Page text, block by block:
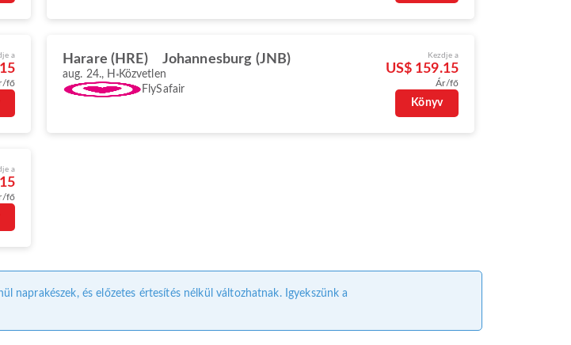
a
fő
Harare (HRE) Johannesburg (JNB)
aug. 24., H Közvetlen
FlySafair
Kezdje a
US$ 159.15
Ár/fő
Könyv
a
fő
naprakészek, és előzetes értesítés nélkül változhatnak. Igyekszünk a